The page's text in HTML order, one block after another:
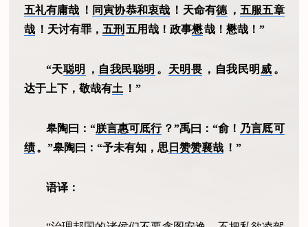
五礼有庸哉 ！ 同寅协恭和衷哉 ！天命有德 ， 五服五章
哉 ！天讨有罪， 五刑 五用哉！政事懋哉！懋哉！”
“天聪明 ， 自我民聪明 。 天明畏 ，自我民明 威 。
达于上下，敬哉有土 ！”
皋陶曰：“朕言惠可厎行 ？”禹曰：“俞！ 乃言厎可
绩 。”皋陶曰：“予未有知，思日赞赞襄哉 ！”
语译：